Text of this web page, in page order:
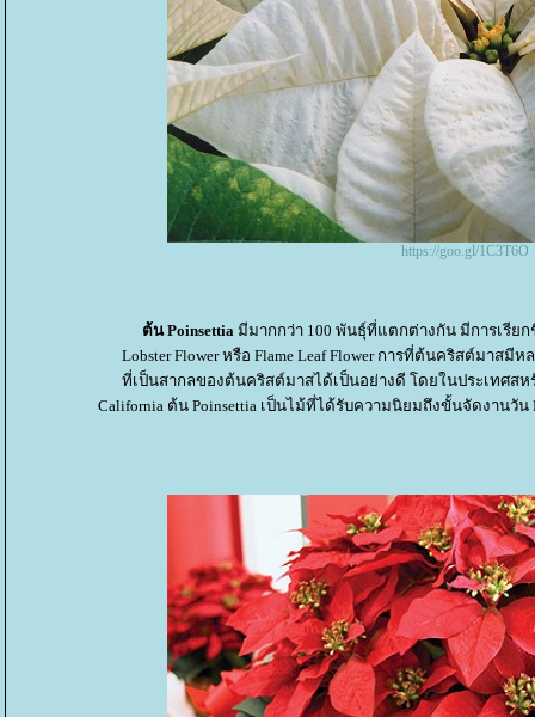
https://goo.gl/1C3T6O
ต้น Poinsettia มีมากกว่า 100 พันธุ์ที่แตกต่างกัน มีการเรีย
Lobster Flower หรือ Flame Leaf Flower การที่ต้นคริสต์มาส
ที่เป็นสากลของต้นคริสต์มาสได้เป็นอย่างดี โดยในประเทศส
California ต้น Poinsettia เป็นไม้ที่ได้รับความนิยมถึงขั้นจัดงานวัน